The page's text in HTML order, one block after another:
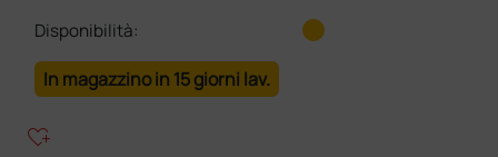
Disponibilità:
In magazzino in 15 giorni lav.
heart_plus